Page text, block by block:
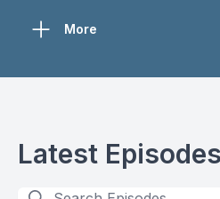
More
Latest Episodes